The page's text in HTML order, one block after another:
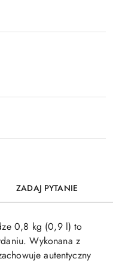
ZADAJ PYTANIE
0,8 kg (0,9 l) to
Wykonana z
autentyczny